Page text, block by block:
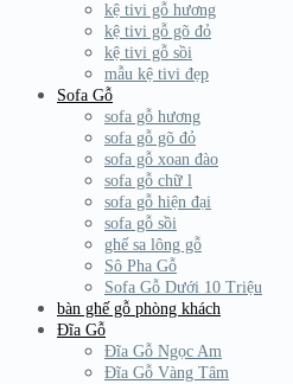
kệ tivi gỗ hương
kệ tivi gỗ gõ đỏ
kệ tivi gỗ sồi
mẫu kệ tivi đẹp
Sofa Gỗ
sofa gỗ hương
sofa gỗ gõ đỏ
sofa gỗ xoan đào
sofa gỗ chữ l
sofa gỗ hiện đại
sofa gỗ sồi
ghế sa lông gỗ
Sô Pha Gỗ
Sofa Gỗ Dưới 10 Triệu
bàn ghế gỗ phòng khách
Đĩa Gỗ
Đĩa Gỗ Ngọc Am
Đĩa Gỗ Vàng Tâm